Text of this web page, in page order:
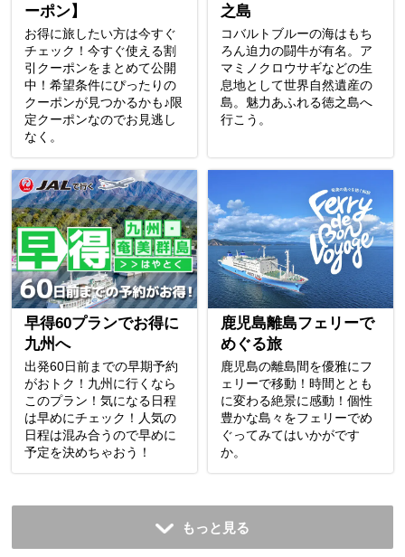
ーポン】
お得に旅したい方は今すぐ
チェック！今すぐ使える割
引クーポンをまとめて公開
中！希望条件にぴったりの
クーポンが見つかるかも♪限
定クーポンなのでお見逃し
なく。
之島
コバルトブルーの海はもち
ろん迫力の闘牛が有名。ア
マミノクロウサギなどの生
息地として世界自然遺産の
島。魅力あふれる徳之島へ
行こう。
早得60プランでお得に
九州へ
出発60日前までの早期予約
がおトク！九州に行くなら
このプラン！気になる日程
は早めにチェック！人気の
日程は混み合うので早めに
予定を決めちゃおう！
鹿児島離島フェリーで
めぐる旅
鹿児島の離島間を優雅にフ
ェリーで移動！時間ととも
に変わる絶景に感動！個性
豊かな島々をフェリーでめ
ぐってみてはいかがです
か。
もっと見る